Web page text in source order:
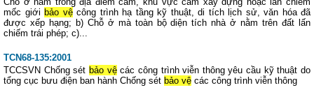
mốc giới bảo vệcông trình hạ tầng kỹ thuật, di tích lịch sử, văn hóa đã
được xếp hạng; b) Chỗ ở mà toàn bộ diện tích nhà ở nằm trên đất lấn
chiếm trái phép; c)...
TCN68-135:2001
TCCSVN Chống sét bảo vệcác công trình viễn thông yêu cầu kỹ thuật do
tổng cục bưu điện ban hành Chống sét bảo vệ các công trình viễn thông